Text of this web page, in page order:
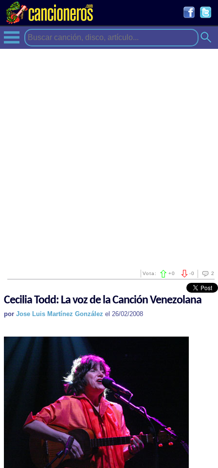
2
-0
Vota: +0
Cecilia Todd: La voz de la Canción Venezolana
por Jose Luis Martínez González el 26/02/2008